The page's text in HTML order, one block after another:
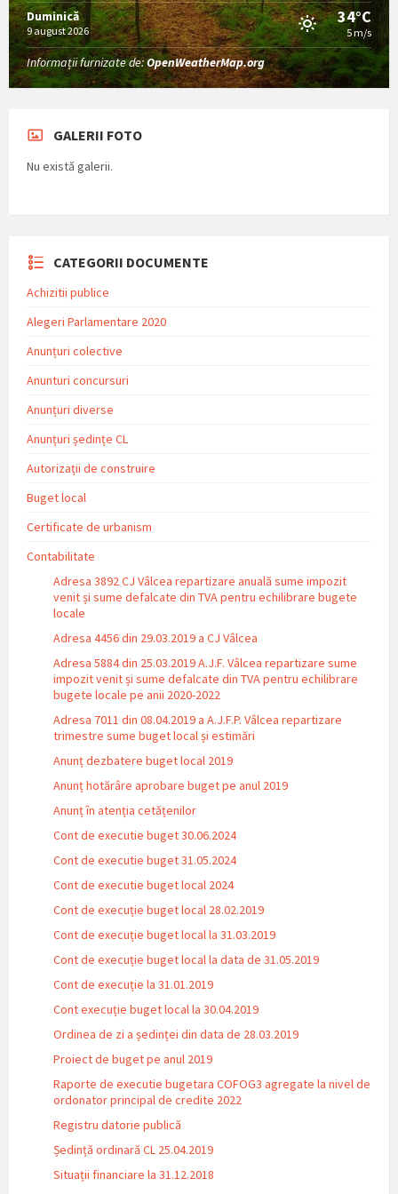
Duminică
9 august 2026
34°C
5 m/s
Informații furnizate de:OpenWeatherMap.org
GALERII FOTO
Nu există galerii.
CATEGORII DOCUMENTE
Achizitii publice
Alegeri Parlamentare 2020
Anunțuri colective
Anunturi concursuri
Anunțuri diverse
Anunțuri ședințe CL
Autorizații de construire
Buget local
Certificate de urbanism
Contabilitate
Adresa 3892 CJ Vâlcea repartizare anuală sume impozit
venit și sume defalcate din TVA pentru echilibrare bugete
locale
Adresa 4456 din 29.03.2019 a CJ Vâlcea
Adresa 5884 din 25.03.2019 A.J.F. Vâlcea repartizare sume
impozit venit și sume defalcate din TVA pentru echilibrare
bugete locale pe anii 2020-2022
Adresa 7011 din 08.04.2019 a A.J.F.P. Vâlcea repartizare
trimestre sume buget local și estimări
Anunț dezbatere buget local 2019
Anunț hotărâre aprobare buget pe anul 2019
Anunț în atenția cetățenilor
Cont de executie buget 30.06.2024
Cont de executie buget 31.05.2024
Cont de executie buget local 2024
Cont de execuție buget local 28.02.2019
Cont de execuție buget local la 31.03.2019
Cont de execuție buget local la data de 31.05.2019
Cont de execuție la 31.01.2019
Cont execuție buget local la 30.04.2019
Ordinea de zi a ședinței din data de 28.03.2019
Proiect de buget pe anul 2019
Raporte de executie bugetara COFOG3 agregate la nivel de
ordonator principal de credite 2022
Registru datorie publică
Ședință ordinară CL 25.04.2019
Situații financiare la 31.12.2018